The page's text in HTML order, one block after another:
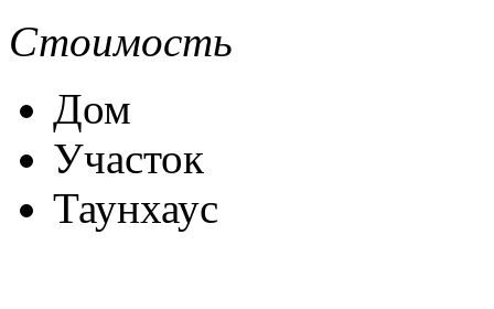
Стоимость
Дом
Участок
Таунхаус